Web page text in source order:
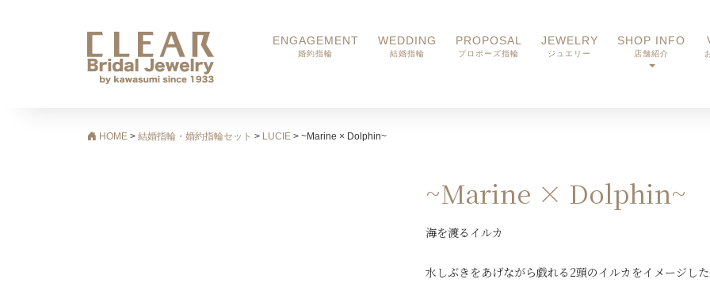
メインナビゲーション
ENGAGEMENT
婚約指輪
WEDDING
結婚指輪
PROPOSAL
プロポーズ指輪
JEWELRY
ジュエリー
SHOP INFO
店舗紹介
HOME> 結婚指輪・婚約指輪セット > LUCIE> ~Marine × Dolphin~
~Marine × Dolphin~
海を渡るイルカ
水しぶきをあげながら戯れる2頭のイルカをイメージし